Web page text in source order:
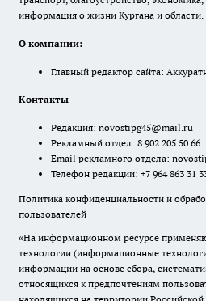
информация о жизни Кургана и области.
О компании:
Главный редактор сайта:
Контакты
Редакция: novostipg45@mail.ru
Рекламный отдел: 8 902 205 50 66
Email рекламного отдела:
Телефон редакции: +7 964 863 31
Политика конфиденциальности и
пользователей
«На информационном ресурсе
технологии (информационные
информации на основе сбора,
относящихся к предпочтениям